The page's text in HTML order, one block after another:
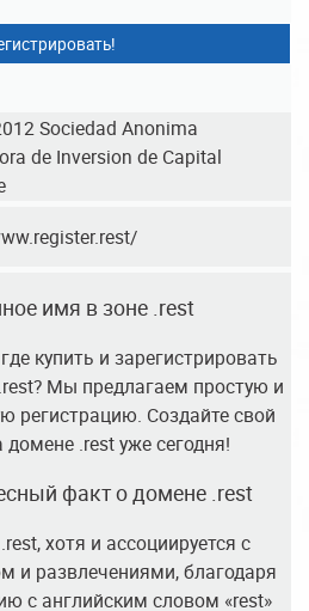
Sociedad Anonima
de Inversion de Capital
имя в зоне .rest
купить и зарегистрировать
Мы предлагаем простую и
регистрацию. Создайте свой
домене .rest уже сегодня!
факт о домене .rest
хотя и ассоциируется с
и развлечениями, благодаря
с английским словом «rest»